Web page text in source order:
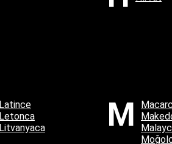
Latince
Letonca
Litvanyaca
M